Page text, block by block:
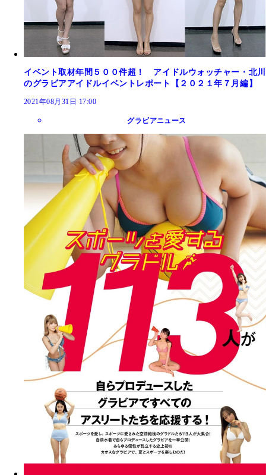
イベント取材年間５００件超！ アイドルウォッチャー・北川
のグラビアアイドルイベントレポート【２０２１年７月編】
2021年08月31日 17:00
グラビアニュース